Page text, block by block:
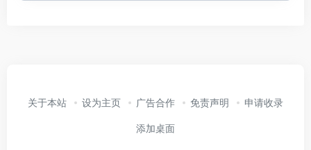
关于本站 设为主页 广告合作 免责声明 申请收录
添加桌面